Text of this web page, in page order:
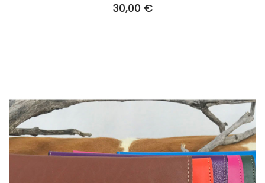
5.00
30,00 €